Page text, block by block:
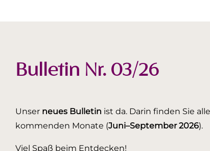
Bulletin Nr. 03/26
Unser neues Bulletin ist da. Darin finden Sie
kommenden Monate (Juni–September 2026).
Viel Spaß beim Entdecken!